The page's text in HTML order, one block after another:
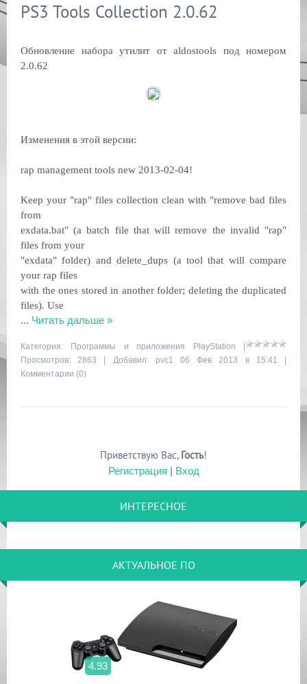
PS3 Tools Collection 2.0.62
Обновление набора утилит от aldostools под номером
2.0.62
Изменения в этой версии:
rap management tools new 2013-02-04!
Keep your "rap" files collection clean with "remove bad files
from
exdata.bat" (a batch file that will remove the invalid "rap"
files from your
"exdata" folder) and delete_dups (a tool that will compare
your rap files
with the ones stored in another folder; deleting the duplicated
files). Use
... Читать дальше »
Категория: Программы и приложения PlayStation
Просмотров: 2863 | Добавил: pvc1 06 Фев 2013 в 15:41 |
Комментарии (0)
Приветствую Вас, Гость!
Регистрация | Вход
ИНТЕРЕСНОЕ
АКТУАЛЬНОЕ ПО
4.93